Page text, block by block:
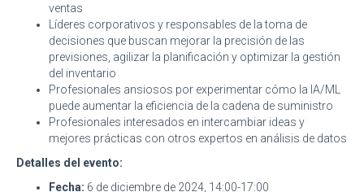
ventas
Líderes corporativos y responsables de la toma de
decisiones que buscan mejorar la precisión de las
previsiones, agilizar la planificación y optimizar la gestión
del inventario
Profesionales ansiosos por experimentar cómo la IA/ML
puede aumentar la eficiencia de la cadena de suministro
Profesionales interesados en intercambiar ideas y
mejores prácticas con otros expertos en análisis de datos
Detalles del evento:
Fecha: 6 de diciembre de 2024, 14:00-17:00